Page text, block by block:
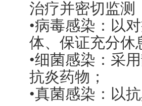
治疗并密切监测
•病毒感染：以
体、保证充分休
•细菌感染：采
抗炎药物；
•真菌感染：以